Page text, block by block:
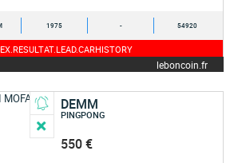
1975 - 54920
leboncoin.fr
DEMM
PINGPONG
550 €